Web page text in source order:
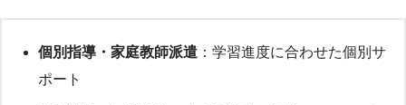
個別指導・家庭教師派遣 ：学習進度に合わせた個別サ
ポート